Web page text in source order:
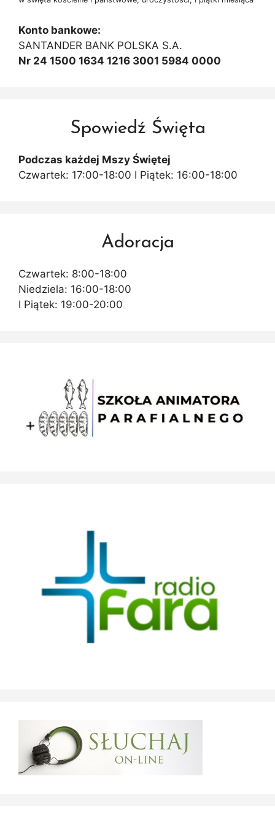
Konto bankowe:
SANTANDER BANK POLSKA S.A.
Nr 24 1500 1634 1216 3001 5984 0000
Spowiedź Święta
Podczas każdej Mszy Świętej
Czwartek: 17:00-18:00 I Piątek: 16:00-18:00
Adoracja
Czwartek: 8:00-18:00
Niedziela: 16:00-18:00
I Piątek: 19:00-20:00